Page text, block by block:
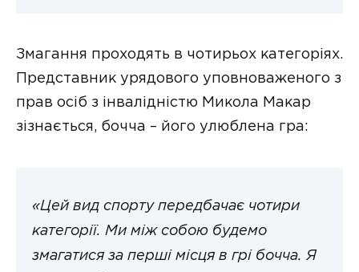
Змагання проходять в чотирьох категоріях.
Представник урядового уповноваженого з
прав осіб з інвалідністю Микола Макар
зізнається, бочча – його улюблена гра:
«Цей вид спорту передбачає чотири
категорії. Ми між собою будемо
змагатися за перші місця в грі бочча. Я